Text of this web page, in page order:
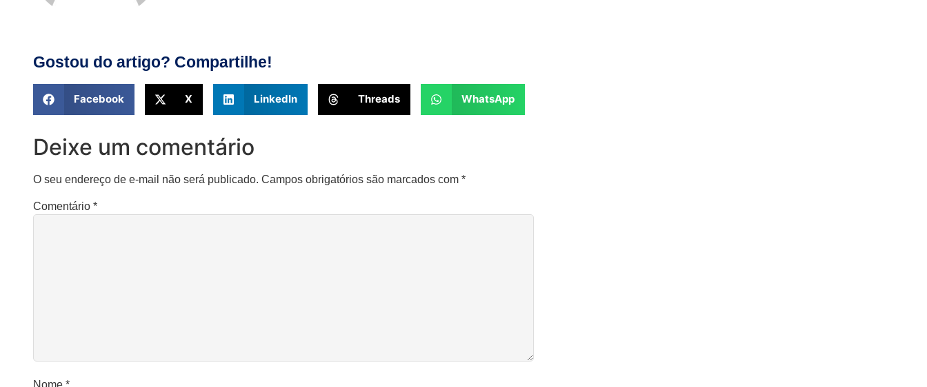
Gostou do artigo? Compartilhe!
Facebook X LinkedIn Threads WhatsApp
Deixe um comentário
O seu endereço de e-mail não será publicado. Campos obrigatórios são marcados com *
Comentário *
Nome *